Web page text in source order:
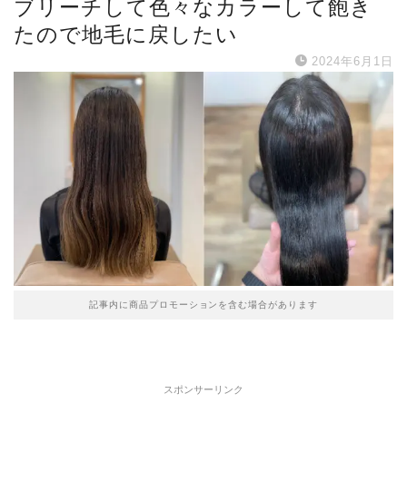
ブリーチして色々なカラーして飽き
たので地毛に戻したい
2024年6月1日
記事内に商品プロモーションを含む場合があります
スポンサーリンク